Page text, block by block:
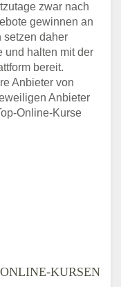
zwar nach
gewinnen an
setzen daher
und halten mit der
bereit.
Anbieter von
Anbieter
Online-Kurse
KURSEN